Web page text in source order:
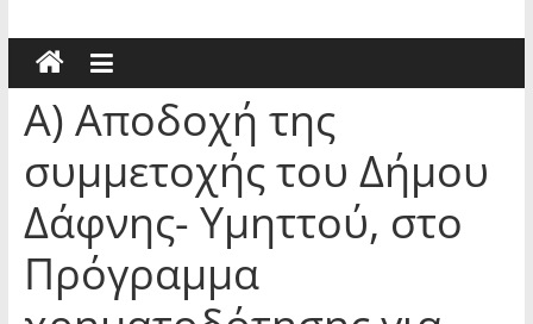
Α) Αποδοχή της
συμμετοχής του Δήμου
Δάφνης- Υμηττού, στο
Πρόγραμμα